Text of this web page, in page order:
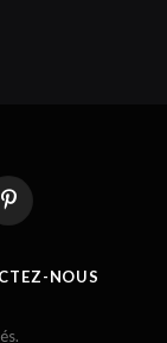
Pinterest
NOUS